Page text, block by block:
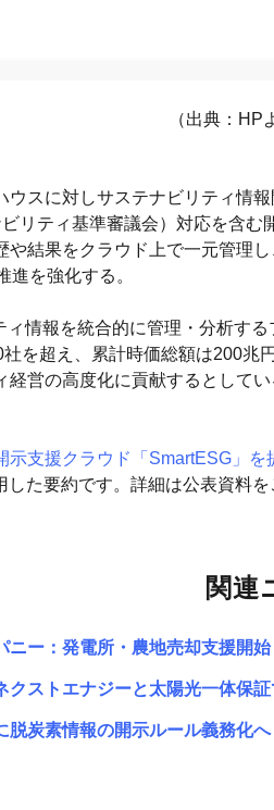
（出典：HP
ウスに対しサステナビリティ情
リティ基準審議会）対応を含
や結果をクラウド上で一元管理
を強化する。
情報を統合的に管理・分析す
を超え、累計時価総額は200
営の高度化に貢献するとしてい
支援クラウド「SmartESG」を
た要約です。詳細は公表資料を
関連
ニー：発電所・農地売却支援開始
クストエナジーと太陽光一体保
脱炭素情報の開示ルール義務化へ